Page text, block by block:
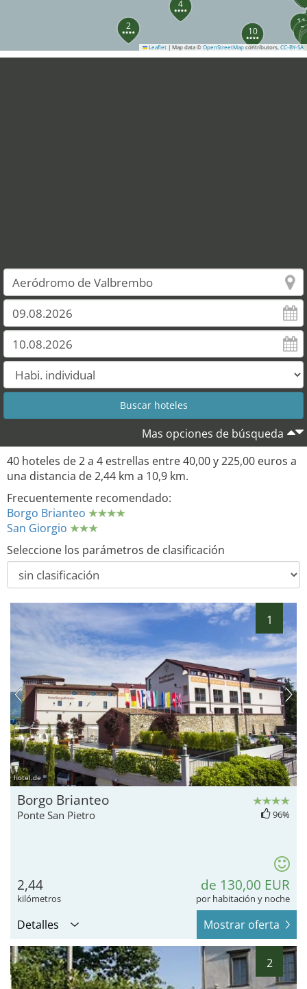
2
4
10
11
Leaflet | Map data © OpenStreetMap contributors, CC-BY-SA
Mas opciones de búsqueda
40 hoteles de 2 a 4 estrellas entre 40,00 y 225,00 euros a
una distancia de 2,44 km a 10,9 km.
Frecuentemente recomendado:
Borgo Brianteo
San Giorgio
Seleccione los parámetros de clasificación
1
hotel.de
Borgo Brianteo
Ponte San Pietro 96%
2,44
kilómetros
de 130,00 EUR
por habitación y noche
Detalles Mostrar oferta
2